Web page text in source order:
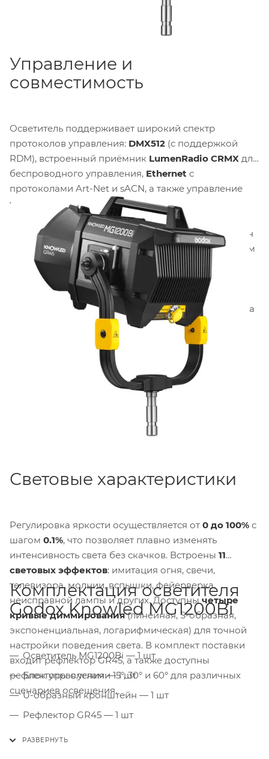
Управление и
совместимость
Осветитель поддерживает широкий спектр
протоколов управления: DMX512 (с поддержкой
RDM), встроенный приёмник LumenRadio CRMX для
беспроводного управления, Ethernet с
протоколами Art-Net и sACN, а также управление
через мобильное приложениеGodox Light
Bluetooth. Доступно управление с помощью
опциональных пультов 2.4 ГГц. Осветитель оснащён
новым байонетом Godox G Mount, несовместимым
с Bowens. G Mount имеет контакты для
автоматического распознавания установленных
модификаторов, что повышает безопасность и
энергоэффективность работы. Насадка совместима
с фирменными рефлекторами, линзами Френеля,
софтбоксами и проекционными насадками.
Световые характеристики
Регулировка яркости осуществляется от 0 до 100% с
шагом 0.1%, что позволяет плавно изменять
интенсивность света без скачков. Встроены 11
световых эффектов: имитация огня, свечи,
телевизора, молнии, вспышки, фейерверка,
неисправной лампы и других. Доступнычетыре
кривые диммирования(линейная, S-образная,
экспоненциальная, логарифмическая) для точной
настройки поведения света. В комплект поставки
входит рефлектор GR45, а также доступны
рефлекторы с углами 15°, 30° и 60° для различных
сценариев освещения.
Комплектация осветителя
Godox Knowled MG1200Bi
Осветитель MG1200Bi — 1 шт
Блок управления — 1 шт
U-образный кронштейн — 1 шт
Рефлектор GR45 — 1 шт
Кабель питания — 1 шт